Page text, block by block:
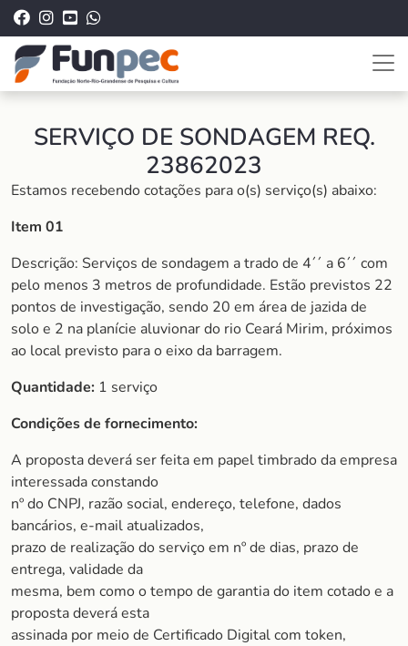
SERVIÇO DE SONDAGEM REQ.
23862023
Estamos recebendo cotações para o(s) serviço(s) abaixo:
Item 01
Descrição: Serviços de sondagem a trado de 4´´ a 6´´ com
pelo menos 3 metros de profundidade. Estão previstos 22
pontos de investigação, sendo 20 em área de jazida de
solo e 2 na planície aluvionar do rio Ceará Mirim, próximos
ao local previsto para o eixo da barragem.
Quantidade: 1 serviço
Condições de fornecimento:
A proposta deverá ser feita em papel timbrado da empresa
interessada constando
nº do CNPJ, razão social, endereço, telefone, dados
bancários, e-mail atualizados,
prazo de realização do serviço em nº de dias, prazo de
entrega, validade da
mesma, bem como o tempo de garantia do item cotado e a
proposta deverá esta
assinada por meio de Certificado Digital com token,